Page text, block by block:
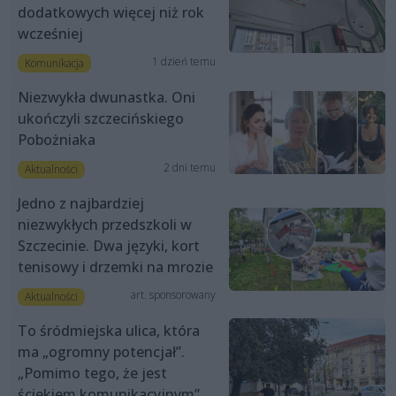
dodatkowych więcej niż rok
wcześniej
Komunikacja 1 dzień temu
Niezwykła dwunastka. Oni
ukończyli szczecińskiego
Pobożniaka
Aktualności 2 dni temu
Jedno z najbardziej
niezwykłych przedszkoli w
Szczecinie. Dwa języki, kort
tenisowy i drzemki na mrozie
Aktualności art. sponsorowany
To śródmiejska ulica, która
ma „ogromny potencjał”.
„Pomimo tego, że jest